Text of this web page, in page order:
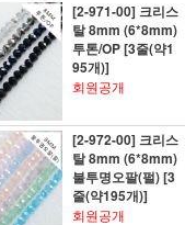
[2-971-00] 크리스
탈 8mm (6*8mm)
투톤/OP [3줄(약1
95개)]
회원공개
[2-972-00] 크리스
탈 8mm (6*8mm)
불투명오팔(펄) [3
줄(약195개)]
회원공개